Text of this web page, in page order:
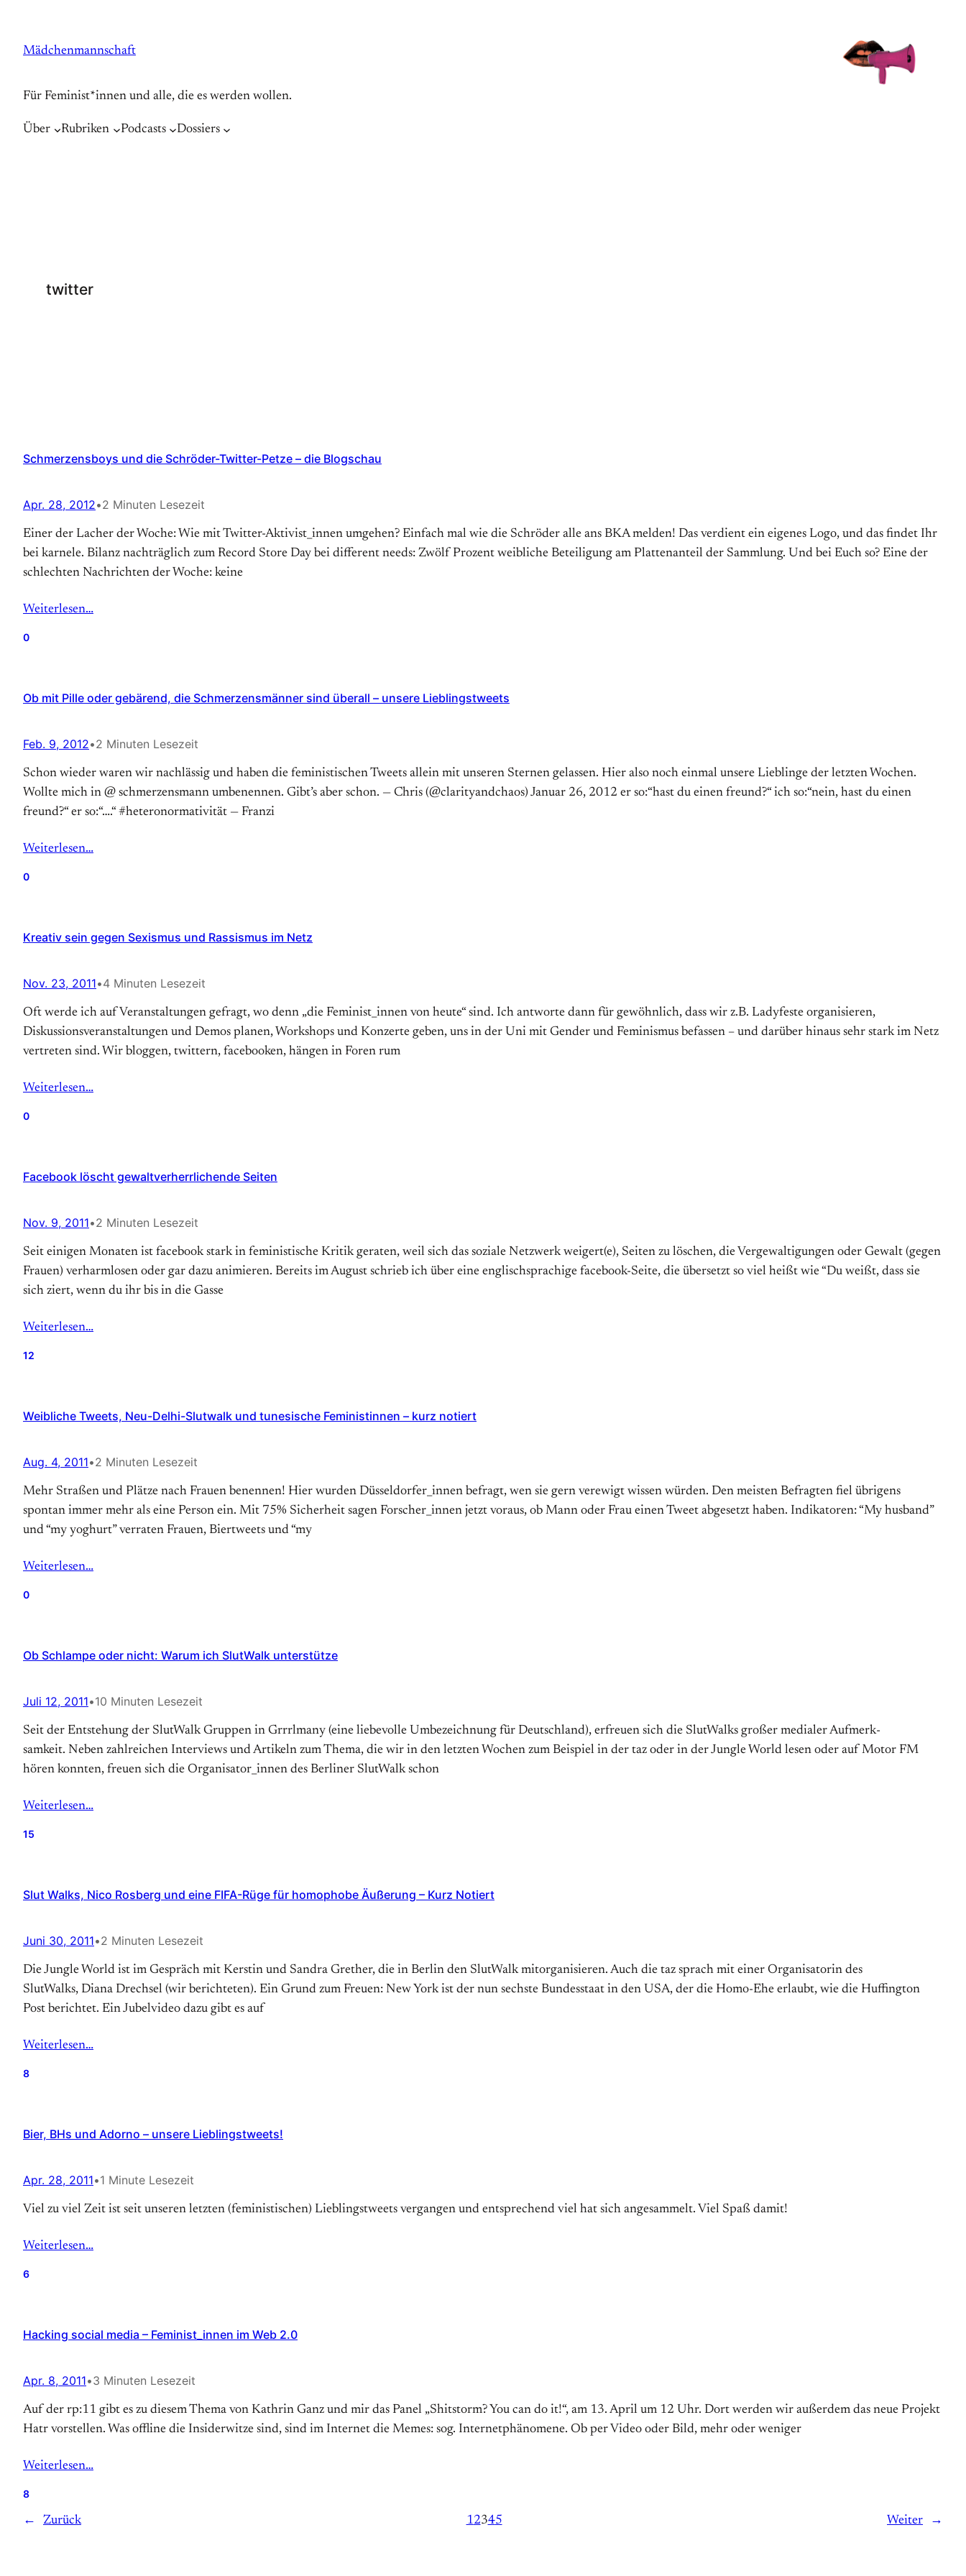
springen
Mädchenmannschaft
Für Feminist*innen und alle, die es werden wollen.
Über Rubriken Podcasts Dossiers
twitter
Schmerzensboys und die Schröder-Twitter-Petze – die Blogschau
Apr. 28, 2012•2 Minuten Lesezeit
Einer der Lacher der Woche: Wie mit Twitter-Aktivist_innen umgehen? Einfach mal wie die Schröder alle ans BKA melden! Das verdient ein eigenes Logo, und das findet Ihr
bei karnele. Bilanz nachträglich zum Record Store Day bei different needs: Zwölf Prozent weibliche Beteiligung am Plattenanteil der Sammlung. Und bei Euch so? Eine der
schlechten Nachrichten der Woche: keine
Weiterlesen…
0
Ob mit Pille oder gebärend, die Schmerzensmänner sind überall – unsere Lieblingstweets
Feb. 9, 2012•2 Minuten Lesezeit
Schon wieder waren wir nachlässig und haben die feministischen Tweets allein mit unseren Sternen gelassen. Hier also noch einmal unsere Lieblinge der letzten Wochen.
Wollte mich in @ schmerzensmann umbenennen. Gibt’s aber schon. — Chris (@clarityandchaos) Januar 26, 2012 er so:“hast du einen freund?“ ich so:“nein, hast du einen
freund?“ er so:“….“ #heteronormativität — Franzi
Weiterlesen…
0
Kreativ sein gegen Sexismus und Rassismus im Netz
Nov. 23, 2011•4 Minuten Lesezeit
Oft werde ich auf Veranstaltungen gefragt, wo denn „die Feminist_innen von heute“ sind. Ich antworte dann für gewöhnlich, dass wir z.B. Ladyfeste organisieren,
Diskussionsveranstaltungen und Demos planen, Work­shops und Konzerte geben, uns in der Uni mit Gender und Feminismus be­fassen – und darüber hinaus sehr stark im Netz
ver­treten sind. Wir bloggen, twittern, facebooken, hängen in Foren rum
Weiterlesen…
0
Facebook löscht gewaltverherrlichende Seiten
Nov. 9, 2011•2 Minuten Lesezeit
Seit einigen Monaten ist facebook stark in feministische Kritik geraten, weil sich das soziale Netz­werk weigert(e), Seiten zu löschen, die Ver­ge­waltigungen oder Ge­walt (gegen
Frauen) ver­harmlosen oder gar dazu animieren. Bereits im August schrieb ich über eine englisch­sprachige facebook-Seite, die über­setzt so viel heißt wie “Du weißt, dass sie
sich ziert, wenn du ihr bis in die Gasse
Weiterlesen…
12
Weibliche Tweets, Neu-Delhi-Slutwalk und tunesische Feministinnen – kurz notiert
Aug. 4, 2011•2 Minuten Lesezeit
Mehr Straßen und Plätze nach Frauen benennen! Hier wurden Düsseldorfer_innen befragt, wen sie gern verewigt wissen würden. Den meisten Befragten fiel übrigens
spontan immer mehr als eine Person ein. Mit 75% Sicherheit sagen Forscher_innen jetzt voraus, ob Mann oder Frau einen Tweet abgesetzt haben. Indikatoren: “My husband”
und “my yoghurt” verraten Frauen, Biertweets und “my
Weiterlesen…
0
Ob Schlampe oder nicht: Warum ich SlutWalk unterstütze
Juli 12, 2011•10 Minuten Lesezeit
Seit der Entstehung der SlutWalk Gruppen in Grrrlmany (eine liebevolle Umbezeichnung für Deutschland), erfreuen sich die SlutWalks großer medialer Aufmerk­
samkeit. Neben zahl­reichen Interviews und Artikeln zum Thema, die wir in den letzten Wochen zum Beispiel in der taz oder in der Jungle World lesen oder auf Motor FM
hören konnten, freuen sich die Organisator_innen des Berliner SlutWalk schon
Weiterlesen…
15
Slut Walks, Nico Rosberg und eine FIFA-Rüge für homophobe Äußerung – Kurz Notiert
Juni 30, 2011•2 Minuten Lesezeit
Die Jungle World ist im Gespräch mit Kerstin und Sandra Grether, die in Berlin den SlutWalk mitorganisieren. Auch die taz sprach mit einer Organisatorin des
SlutWalks, Diana Drechsel (wir berichteten). Ein Grund zum Freuen: New York ist der nun sechste Bundesstaat in den USA, der die Homo-Ehe erlaubt, wie die Huffington
Post berichtet. Ein Jubelvideo dazu gibt es auf
Weiterlesen…
8
Bier, BHs und Adorno – unsere Lieblingstweets!
Apr. 28, 2011•1 Minute Lesezeit
Viel zu viel Zeit ist seit unseren letzten (feministischen) Lieblingstweets vergangen und entsprechend viel hat sich angesammelt. Viel Spaß damit!
Weiterlesen…
6
Hacking social media – Feminist_innen im Web 2.0
Apr. 8, 2011•3 Minuten Lesezeit
Auf der rp:11 gibt es zu diesem Thema von Kathrin Ganz und mir das Panel „Shitstorm? You can do it!“, am 13. April um 12 Uhr. Dort werden wir außerdem das neue Projekt
Hatr vorstellen. Was offline die Insiderwitze sind, sind im Internet die Memes: sog. Inter­­net­phäno­­mene. Ob per Video oder Bild, mehr oder weniger
Weiterlesen…
8
← Zurück 12345 Weiter →